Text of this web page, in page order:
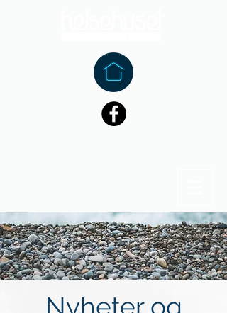
Nyheter og